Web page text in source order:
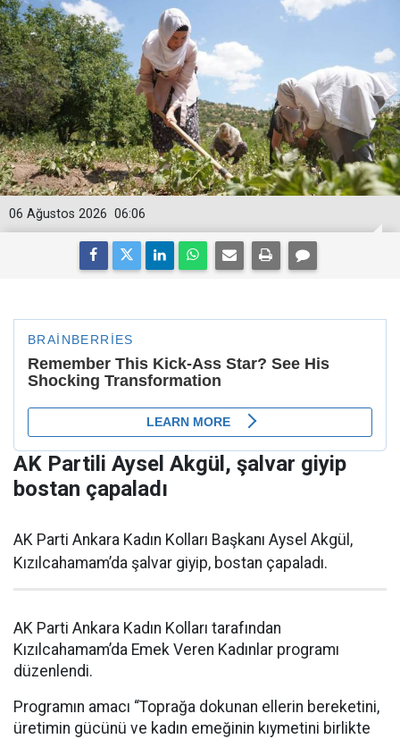
06:06
06 Ağustos 2026
AK Partili Aysel Akgül, şalvar giyip
bostan çapaladı
AK Parti Ankara Kadın Kolları Başkanı Aysel Akgül,
Kızılcahamam’da şalvar giyip, bostan çapaladı.
AK Parti Ankara Kadın Kolları tarafından
Kızılcahamam’da Emek Veren Kadınlar programı
düzenlendi.
Programın amacı “Toprağa dokunan ellerin bereketini,
üretimin gücünü ve kadın emeğinin kıymetini birlikte